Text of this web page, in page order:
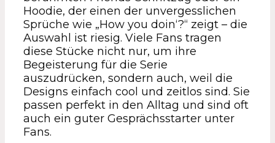
Hoodie, der einen der unvergesslichen
Sprüche wie „How you doin‘?“ zeigt – die
Auswahl ist riesig. Viele Fans tragen
diese Stücke nicht nur, um ihre
Begeisterung für die Serie
auszudrücken, sondern auch, weil die
Designs einfach cool und zeitlos sind. Sie
passen perfekt in den Alltag und sind oft
auch ein guter Gesprächsstarter unter
Fans.